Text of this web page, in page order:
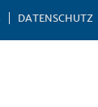
DATENSCHUTZ